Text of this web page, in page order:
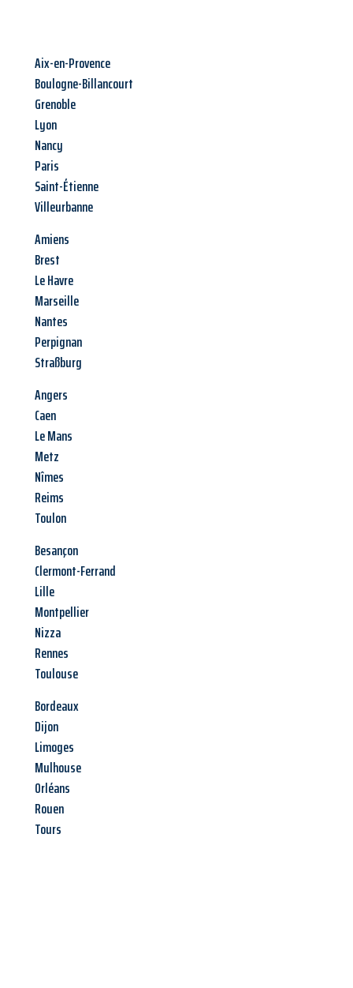
Aix-en-Provence
Boulogne-Billancourt
Grenoble
Lyon
Nancy
Paris
Saint-Étienne
Villeurbanne
Amiens
Brest
Le Havre
Marseille
Nantes
Perpignan
Straßburg
Angers
Caen
Le Mans
Metz
Nîmes
Reims
Toulon
Besançon
Clermont-Ferrand
Lille
Montpellier
Nizza
Rennes
Toulouse
Bordeaux
Dijon
Limoges
Mulhouse
Orléans
Rouen
Tours